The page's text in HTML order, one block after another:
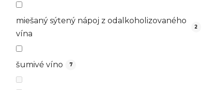
miešaný sýtený nápoj z odalkoholizovaného
vína
2
šumivé víno 7